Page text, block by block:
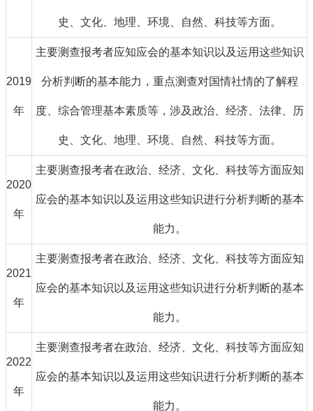
史、文化、地理、环境、自然、科技等方面。
2019
年
主要测查报考者应知应会的基本知识以及运用这些知识
分析判断的基本能力，重点测查对国情社情的了解程
度、综合管理基本素质等，涉及政治、经济、法律、历
史、文化、地理、环境、自然、科技等方面。
2020
年
主要测查报考者在政治、经济、文化、科技等方面应知
应会的基本知识以及运用这些知识进行分析判断的基本
能力。
2021
年
主要测查报考者在政治、经济、文化、科技等方面应知
应会的基本知识以及运用这些知识进行分析判断的基本
能力。
2022
年
主要测查报考者在政治、经济、文化、科技等方面应知
应会的基本知识以及运用这些知识进行分析判断的基本
能力。